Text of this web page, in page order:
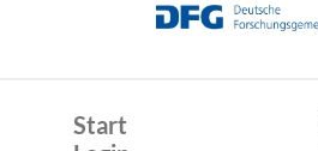
Start